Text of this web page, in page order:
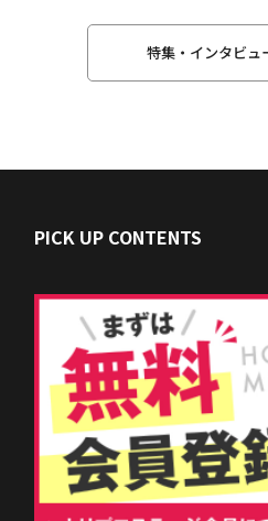
特集・インタビュ
PICK UP CONTENTS